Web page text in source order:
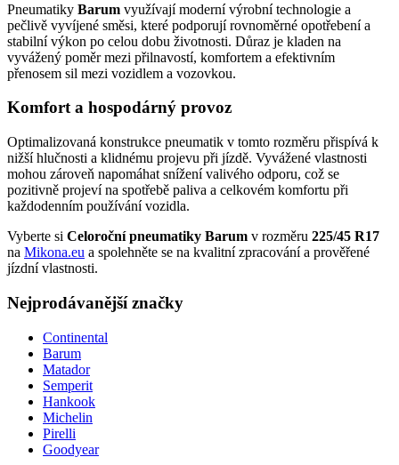
Pneumatiky Barum využívají moderní výrobní technologie a
pečlivě vyvíjené směsi, které podporují rovnoměrné opotřebení a
stabilní výkon po celou dobu životnosti. Důraz je kladen na
vyvážený poměr mezi přilnavostí, komfortem a efektivním
přenosem sil mezi vozidlem a vozovkou.
Komfort a hospodárný provoz
Optimalizovaná konstrukce pneumatik v tomto rozměru přispívá k
nižší hlučnosti a klidnému projevu při jízdě. Vyvážené vlastnosti
mohou zároveň napomáhat snížení valivého odporu, což se
pozitivně projeví na spotřebě paliva a celkovém komfortu při
každodenním používání vozidla.
Vyberte si Celoroční pneumatiky Barum v rozměru 225/45 R17
na Mikona.eu a spolehněte se na kvalitní zpracování a prověřené
jízdní vlastnosti.
Nejprodávanější značky
Continental
Barum
Matador
Semperit
Hankook
Michelin
Pirelli
Goodyear